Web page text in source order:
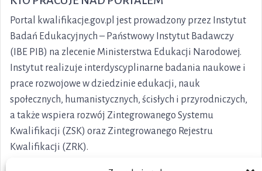
Portal kwalifikacje.gov.pl jest prowadzony przez Instytut
Badań Edukacyjnych – Państwowy Instytut Badawczy
(IBE PIB) na zlecenie Ministerstwa Edukacji Narodowej.
Instytut realizuje interdyscyplinarne badania naukowe i
prace rozwojowe w dziedzinie edukacji, nauk
społecznych, humanistycznych, ścisłych i przyrodniczych,
a także wspiera rozwój Zintegrowanego Systemu
Kwalifikacji (ZSK) oraz Zintegrowanego Rejestru
Kwalifikacji (ZRK).